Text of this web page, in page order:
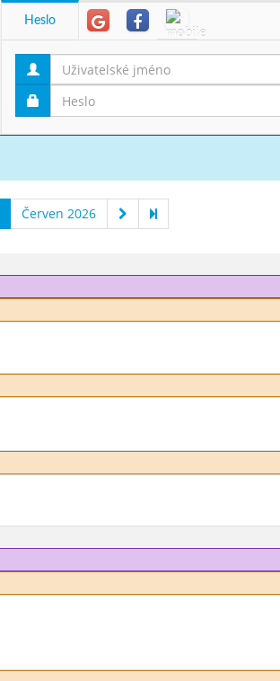
Heslo
Červen 2026